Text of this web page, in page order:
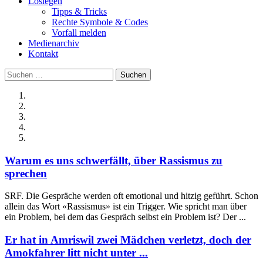
Tipps & Tricks
Rechte Symbole & Codes
Vorfall melden
Medienarchiv
Kontakt
Suchen
nach:
Warum es uns schwerfällt, über Rassismus zu
sprechen
SRF. Die Gespräche werden oft emotional und hitzig geführt. Schon
allein das Wort «Rassismus» ist ein Trigger. Wie spricht man über
ein Problem, bei dem das Gespräch selbst ein Problem ist? Der ...
Er hat in Amriswil zwei Mädchen verletzt, doch der
Amokfahrer litt nicht unter ...